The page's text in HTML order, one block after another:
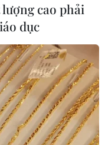
cao phải
dục